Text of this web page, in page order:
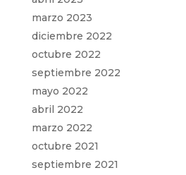
marzo 2023
diciembre 2022
octubre 2022
septiembre 2022
mayo 2022
abril 2022
marzo 2022
octubre 2021
septiembre 2021